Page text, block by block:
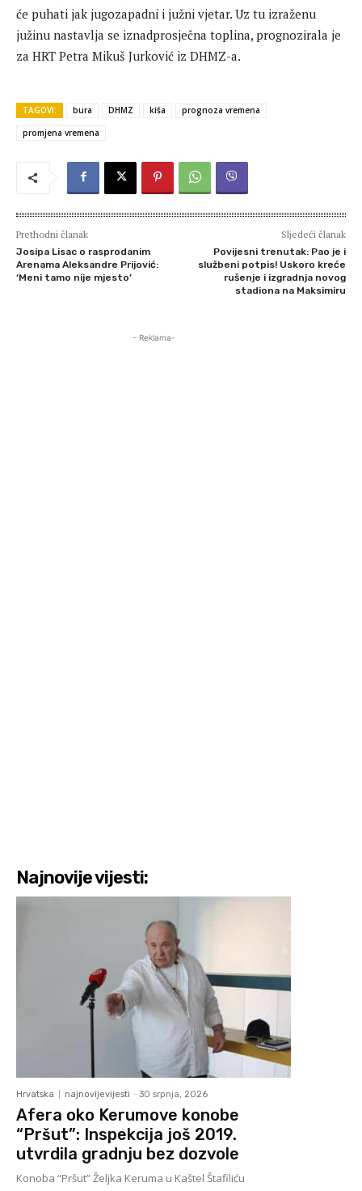
će puhati jak jugozapadni i južni vjetar. Uz tu izraženu
južinu nastavlja se iznadprosječna toplina, prognozirala je
za HRT Petra Mikuš Jurković iz DHMZ-a.
TAGOVI: bura DHMZ kiša
prognoza vremena
promjena vremena
Prethodni članak
Josipa Lisac o rasprodanim
Arenama Aleksandre Prijović:
‘Meni tamo nije mjesto’
Sljedeći članak
Povijesni trenutak: Pao je i
službeni potpis! Uskoro kreće
rušenje i izgradnja novog
stadiona na Maksimiru
- Reklama-
Najnovije vijesti:
Hrvatska najnovijevijesti - 30 srpnja, 2026
Afera oko Kerumove konobe
“Pršut”: Inspekcija još 2019.
utvrdila gradnju bez dozvole
Konoba “Pršut” Željka Keruma u Kaštel Štafiliću